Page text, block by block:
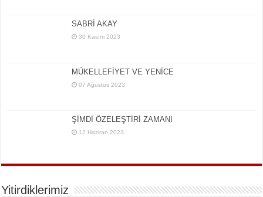
SABRİ AKAY
30 Kasım 2023
MÜKELLEFİYET VE YENİCE
07 Ağustos 2023
ŞİMDİ ÖZELEŞTİRİ ZAMANI
12 Haziran 2023
Yitirdiklerimiz